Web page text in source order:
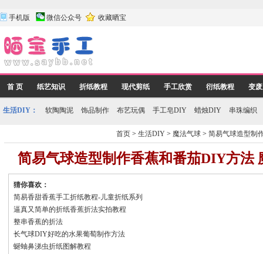
手机版 微信公众号 收藏晒宝
首 页 纸艺知识 折纸教程 现代剪纸 手工欣赏 衍纸教程 变
生活DIY： 软陶陶泥 饰品制作 布艺玩偶 手工皂DIY 蜡烛DIY 串珠编织
首页 >生活DIY > 魔法气球 >简易气球造型制
简易气球造型制作香蕉和番茄DIY方法
猜你喜欢：
简易香甜香蕉手工折纸教程-儿童折纸系列
逼真又简单的折纸香蕉折法实拍教程
整串香蕉的折法
长气球DIY好吃的水果葡萄制作方法
蜒蚰鼻涕虫折纸图解教程